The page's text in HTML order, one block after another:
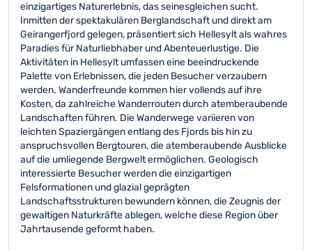
einzigartiges Naturerlebnis, das seinesgleichen sucht.
Inmitten der spektakulären Berglandschaft und direkt am
Geirangerfjord gelegen, präsentiert sich Hellesylt als wahres
Paradies für Naturliebhaber und Abenteuerlustige. Die
Aktivitäten in Hellesylt umfassen eine beeindruckende
Palette von Erlebnissen, die jeden Besucher verzaubern
werden. Wanderfreunde kommen hier vollends auf ihre
Kosten, da zahlreiche Wanderrouten durch atemberaubende
Landschaften führen. Die Wanderwege variieren von
leichten Spaziergängen entlang des Fjords bis hin zu
anspruchsvollen Bergtouren, die atem­beraubende Ausblicke
auf die umliegende Bergwelt ermöglichen. Geologisch
interessierte Besucher werden die einzigartigen
Felsformationen und glazial geprägten
Landschaftsstrukturen bewundern können, die Zeugnis der
gewaltigen Naturkräfte ablegen, welche diese Region über
Jahrtausende geformt haben.